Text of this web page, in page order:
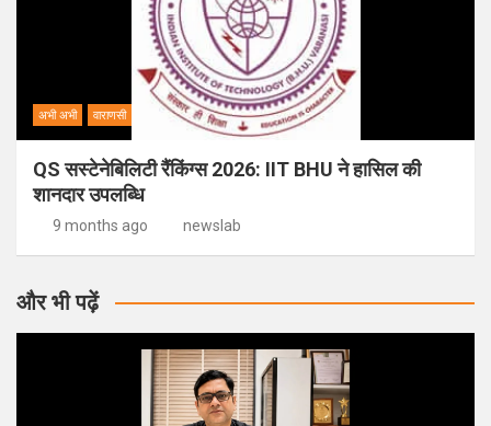
अभी अभी वाराणसी
QS सस्टेनेबिलिटी रैंकिंग्स 2026: IIT BHU ने हासिल की
शानदार उपलब्धि
9 months ago newslab
और भी पढ़ें